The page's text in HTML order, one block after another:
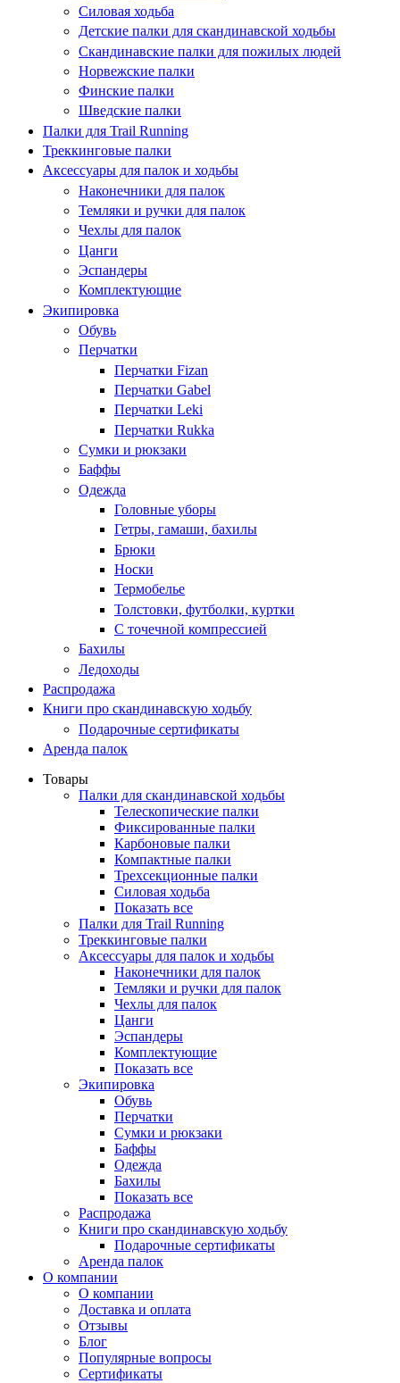
Силовая ходьба
Детские палки для скандинавской ходьбы
Скандинавские палки для пожилых людей
Норвежские палки
Финские палки
Шведские палки
Палки для Trail Running
Треккинговые палки
Аксессуары для палок и ходьбы
Наконечники для палок
Темляки и ручки для палок
Чехлы для палок
Цанги
Эспандеры
Комплектующие
Экипировка
Обувь
Перчатки
Перчатки Fizan
Перчатки Gabel
Перчатки Leki
Перчатки Rukka
Сумки и рюкзаки
Баффы
Одежда
Головные уборы
Гетры, гамаши, бахилы
Брюки
Носки
Термобелье
Толстовки, футболки, куртки
С точечной компрессией
Бахилы
Ледоходы
Распродажа
Книги про скандинавскую ходьбу
Подарочные сертификаты
Аренда палок
Товары
Палки для скандинавской ходьбы
Телескопические палки
Фиксированные палки
Карбоновые палки
Компактные палки
Трехсекционные палки
Силовая ходьба
Показать все
Палки для Trail Running
Треккинговые палки
Аксессуары для палок и ходьбы
Наконечники для палок
Темляки и ручки для палок
Чехлы для палок
Цанги
Эспандеры
Комплектующие
Показать все
Экипировка
Обувь
Перчатки
Сумки и рюкзаки
Баффы
Одежда
Бахилы
Показать все
Распродажа
Книги про скандинавскую ходьбу
Подарочные сертификаты
Аренда палок
О компании
О компании
Доставка и оплата
Отзывы
Блог
Популярные вопросы
Сертификаты